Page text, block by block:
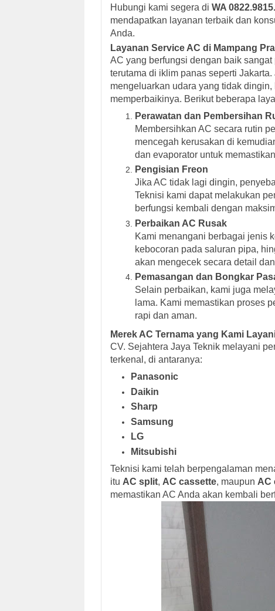
Hubungi kami segera di WA
mendapatkan layanan terbaik dan
Anda.
Layanan Service AC di Mampang
AC yang berfungsi dengan baik
terutama di iklim panas seperti
mengeluarkan udara yang tidak
memperbaikinya. Berikut beberapa
Perawatan dan Pembersihan
Membersihkan AC secara rutin
mencegah kerusakan di
dan evaporator untuk
Pengisian Freon
Jika AC tidak lagi dingin,
Teknisi kami dapat melakukan
berfungsi kembali dengan
Perbaikan AC Rusak
Kami menangani berbagai jenis
kebocoran pada saluran pipa,
akan mengecek secara detail
Pemasangan dan Bongkar
Selain perbaikan, kami juga
lama. Kami memastikan proses
rapi dan aman.
Merek AC Ternama yang Kami
CV. Sejahtera Jaya Teknik melayani
terkenal, di antaranya:
Panasonic
Daikin
Sharp
Samsung
LG
Mitsubishi
Teknisi kami telah berpengalaman
itu AC split, AC cassette, maupun AC
memastikan AC Anda akan kembali